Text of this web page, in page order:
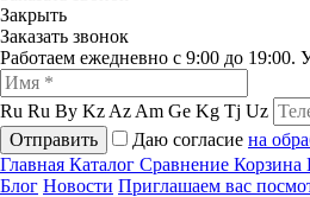
Закрыть
Заказать звонок
Работаем ежедневно с 9:00 до
Ru Ru By Kz Az Am Ge Kg Tj Uz
Отправить
Даю согласие на
Главная Каталог Сравнение Корзина
Блог Новости Приглашаем вас